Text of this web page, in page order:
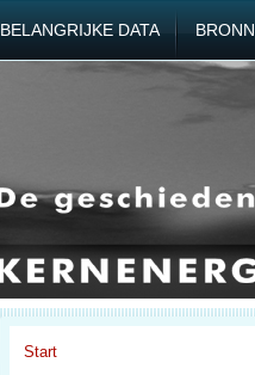
BELANGRIJKE DATA
Start